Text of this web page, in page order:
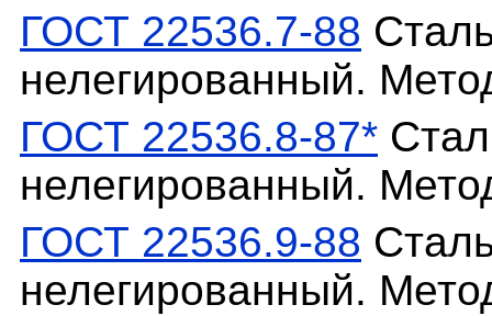
ГОСТ 22536.7-88
нелегированный.
ГОСТ 22536.8-87*
нелегированный.
ГОСТ 22536.9-88
нелегированный.